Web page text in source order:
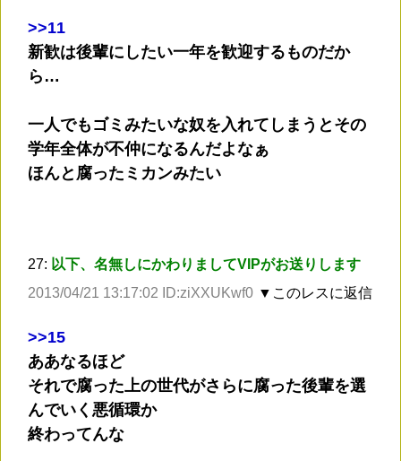
>>11
新歓は後輩にしたい一年を歓迎するものだか
ら…
一人でもゴミみたいな奴を入れてしまうとその
学年全体が不仲になるんだよなぁ
ほんと腐ったミカンみたい
27: 以下、名無しにかわりましてVIPがお送りします
2013/04/21 13:17:02 ID:ziXXUKwf0 ▼このレスに返信
>>15
ああなるほど
それで腐った上の世代がさらに腐った後輩を選
んでいく悪循環か
終わってんな